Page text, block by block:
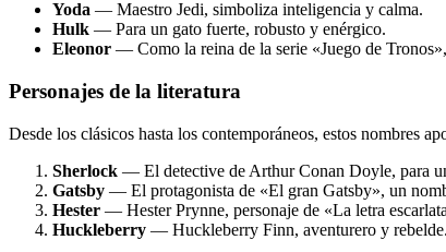
Yoda — Maestro Jedi, simboliza inteligencia y calma.
Hulk — Para un gato fuerte, robusto y enérgico.
Eleonor — Como la reina de la serie «Juego de
Personajes de la literatura
Desde los clásicos hasta los contemporáneos, estos nombres
Sherlock — El detective de Arthur Conan Doyle, para
Gatsby — El protagonista de «El gran Gatsby», un
Hester — Hester Prynne, personaje de «La letra
Huckleberry — Huckleberry Finn, aventurero y rebelde.